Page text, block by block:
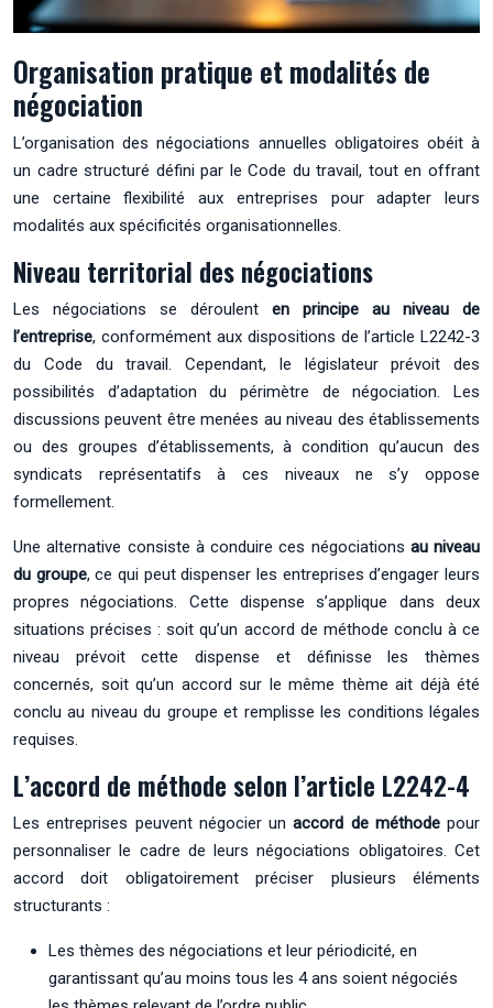
Organisation pratique et modalités de
négociation
L’organisation des négociations annuelles obligatoires obéit à
un cadre structuré défini par le Code du travail, tout en offrant
une certaine flexibilité aux entreprises pour adapter leurs
modalités aux spécificités organisationnelles.
Niveau territorial des négociations
Les négociations se déroulent en principe au niveau de
l’entreprise, conformément aux dispositions de l’article L2242-3
du Code du travail. Cependant, le législateur prévoit des
possibilités d’adaptation du périmètre de négociation. Les
discussions peuvent être menées au niveau des établissements
ou des groupes d’établissements, à condition qu’aucun des
syndicats représentatifs à ces niveaux ne s’y oppose
formellement.
Une alternative consiste à conduire ces négociations au niveau
du groupe, ce qui peut dispenser les entreprises d’engager leurs
propres négociations. Cette dispense s’applique dans deux
situations précises : soit qu’un accord de méthode conclu à ce
niveau prévoit cette dispense et définisse les thèmes
concernés, soit qu’un accord sur le même thème ait déjà été
conclu au niveau du groupe et remplisse les conditions légales
requises.
L’accord de méthode selon l’article L2242-4
Les entreprises peuvent négocier unaccord de méthodepour
personnaliser le cadre de leurs négociations obligatoires. Cet
accord doit obligatoirement préciser plusieurs éléments
structurants :
Les thèmes des négociations et leur périodicité, en
garantissant qu’au moins tous les 4 ans soient négociés